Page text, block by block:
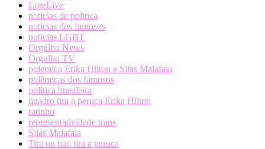
LoreLive
noticias de politica
noticias dos famosos
noticias LGBT
Orgulho News
Orgulho TV
polemica Erika Hilton e Silas Malafaia
polêmicas dos famosos
politica brasileira
quadro tira a peruca Erika Hilton
ratinho
representatividade trans
Silas Malafaia
Tira ou nao tira a peruca